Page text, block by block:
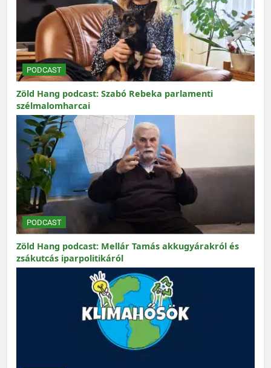
PODCAST
Zöld Hang podcast: Szabó Rebeka parlamenti
szélmalomharcai
PODCAST
Zöld Hang podcast: Mellár Tamás akkugyárakról és
zsákutcás iparpolitikáról